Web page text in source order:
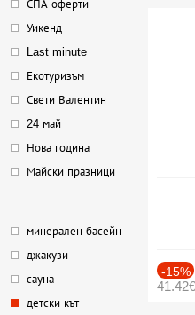
СПА оферти
Уикенд
Last minute
Екотуризъм
Свети Валентин
24 май
Нова година
Майски празници
минерален басейн
джакузи
сауна
детски кът
-15%
41.42€